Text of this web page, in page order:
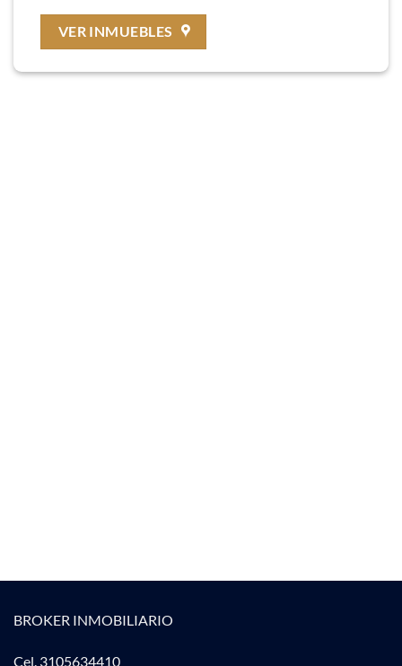
VER INMUEBLES
BROKER INMOBILIARIO
Cel. 3105634410